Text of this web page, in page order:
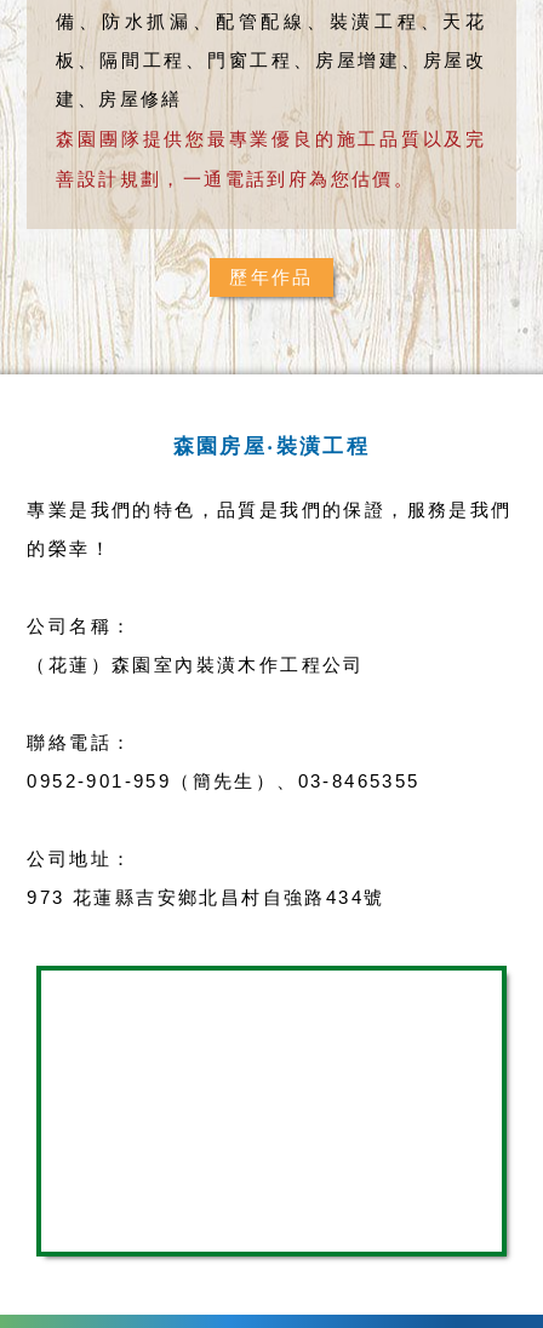
備、防水抓漏、配管配線、裝潢工程、天花
板、隔間工程、門窗工程、房屋增建、房屋改
建、房屋修繕
森園團隊提供您最專業優良的施工品質以及完
善設計規劃，一通電話到府為您估價。
歷年作品
森園房屋‧裝潢工程
專業是我們的特色，品質是我們的保證，服務是我們
的榮幸！
公司名稱：
（花蓮）森園室內裝潢木作工程公司
聯絡電話：
0952-901-959（簡先生）、03-8465355
公司地址：
973 花蓮縣吉安鄉北昌村自強路434號